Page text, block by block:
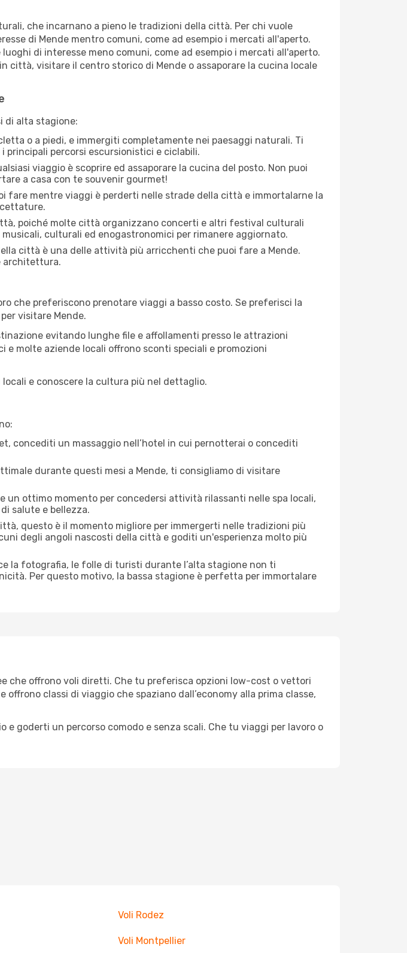
che incarnano a pieno le tradizioni della città. Per chi vuole
di Mende mentro comuni, come ad esempio i mercati all'aperto.
di interesse meno comuni, come ad esempio i mercati all'aperto.
città, visitare il centro storico di Mende o assaporare la cucina locale
di alta stagione:
o a piedi, e immergiti completamente nei paesaggi naturali. Ti
principali percorsi escursionistici e ciclabili.
viaggio è scoprire ed assaporare la cucina del posto. Non puoi
a casa con te souvenir gourmet!
fare mentre viaggi è perderti nelle strade della città e immortalarne la
poiché molte città organizzano concerti e altri festival culturali
culturali ed enogastronomici per rimanere aggiornato.
città è una delle attività più arricchenti che puoi fare a Mende.
architettura.
che preferiscono prenotare viaggi a basso costo. Se preferisci la
visitare Mende.
evitando lunghe file e affollamenti presso le attrazioni
molte aziende locali offrono sconti speciali e promozioni
e conoscere la cultura più nel dettaglio.
concediti un massaggio nell’hotel in cui pernotterai o concediti
durante questi mesi a Mende, ti consigliamo di visitare
un ottimo momento per concedersi attività rilassanti nelle spa locali,
salute e bellezza.
questo è il momento migliore per immergerti nelle tradizioni più
degli angoli nascosti della città e goditi un'esperienza molto più
la fotografia, le folle di turisti durante l’alta stagione non ti
Per questo motivo, la bassa stagione è perfetta per immortalare
che offrono voli diretti. Che tu preferisca opzioni low-cost o vettori
classi di viaggio che spaziano dall’economy alla prima classe,
goderti un percorso comodo e senza scali. Che tu viaggi per lavoro o
Voli Rodez
Voli Montpellier